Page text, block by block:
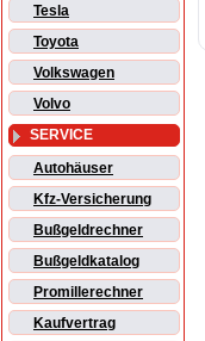
Tesla
Toyota
Volkswagen
Volvo
SERVICE
Autohäuser
Kfz-Versicherung
Bußgeldrechner
Bußgeldkatalog
Promillerechner
Kaufvertrag